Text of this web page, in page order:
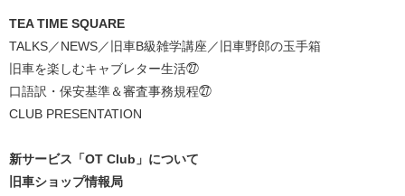
TEA TIME SQUARE
TALKS／NEWS／旧車B級雑学講座／旧車野郎の玉手箱
旧車を楽しむキャブレター生活㉗
口語訳・保安基準＆審査事務規程㉗
CLUB PRESENTATION
新サービス「OT Club」について
旧車ショップ情報局